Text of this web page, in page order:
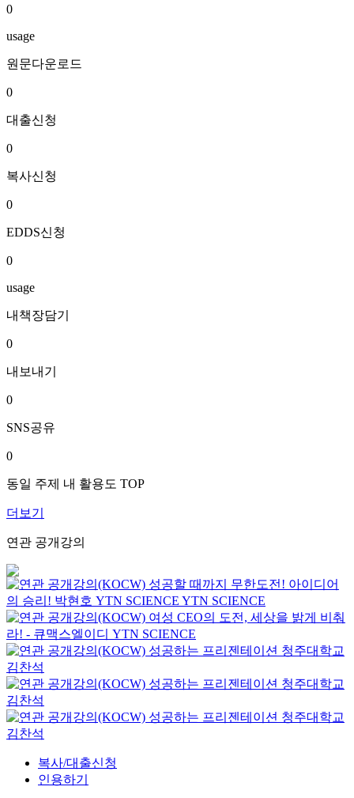
0
usage
원문다운로드
0
대출신청
0
복사신청
0
EDDS신청
0
usage
내책장담기
0
내보내기
0
SNS공유
0
동일 주제 내 활용도 TOP
더보기
연관 공개강의
성공할 때까지 무한도전! 아이디어
의 승리! 박현호 YTN SCIENCE YTN SCIENCE
여성 CEO의 도전, 세상을 밝게 비춰
라! - 큐맥스엘이디 YTN SCIENCE
성공하는 프리젠테이션 청주대학교
김찬석
성공하는 프리젠테이션 청주대학교
김찬석
성공하는 프리젠테이션 청주대학교
김찬석
복사/대출신청
인용하기